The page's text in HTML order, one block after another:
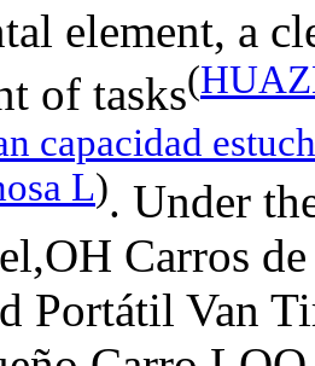
element, a
of tasks(
capacidad
L). Under
Carros
Portátil Van